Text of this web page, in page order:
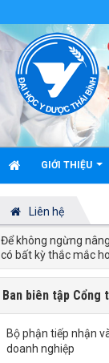
GIỚI THIỆU
Liên hệ
Để không ngừng
có bất kỳ thắc mắc
Ban biên tập Cổng
Bộ phận tiếp nhận
doanh nghiệp